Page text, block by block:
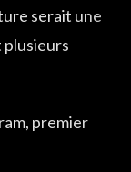
serait une
premier